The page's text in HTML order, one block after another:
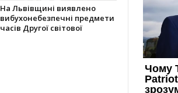
На Львівщині виявлено
вибухонебезпечні предмети
часів Другої світової